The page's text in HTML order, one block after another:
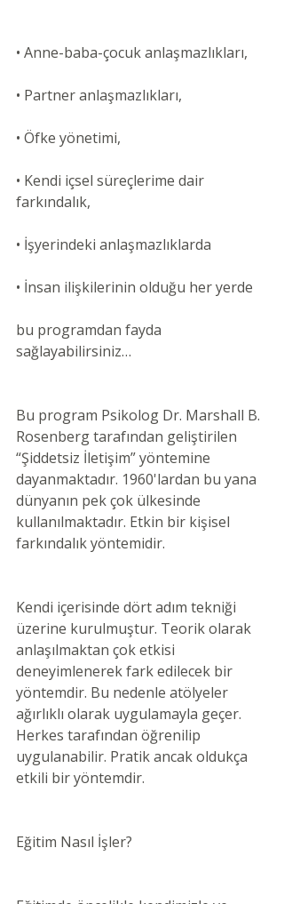
• Anne-baba-çocuk anlaşmazlıkları,
• Partner anlaşmazlıkları,
• Öfke yönetimi,
• Kendi içsel süreçlerime dair
farkındalık,
• İşyerindeki anlaşmazlıklarda
• İnsan ilişkilerinin olduğu her yerde
bu programdan fayda
sağlayabilirsiniz…
Bu program Psikolog Dr. Marshall B.
Rosenberg tarafından geliştirilen
“Şiddetsiz İletişim” yöntemine
dayanmaktadır. 1960'lardan bu yana
dünyanın pek çok ülkesinde
kullanılmaktadır. Etkin bir kişisel
farkındalık yöntemidir.
Kendi içerisinde dört adım tekniği
üzerine kurulmuştur. Teorik olarak
anlaşılmaktan çok etkisi
deneyimlenerek fark edilecek bir
yöntemdir. Bu nedenle atölyeler
ağırlıklı olarak uygulamayla geçer.
Herkes tarafından öğrenilip
uygulanabilir. Pratik ancak oldukça
etkili bir yöntemdir.
Eğitim Nasıl İşler?